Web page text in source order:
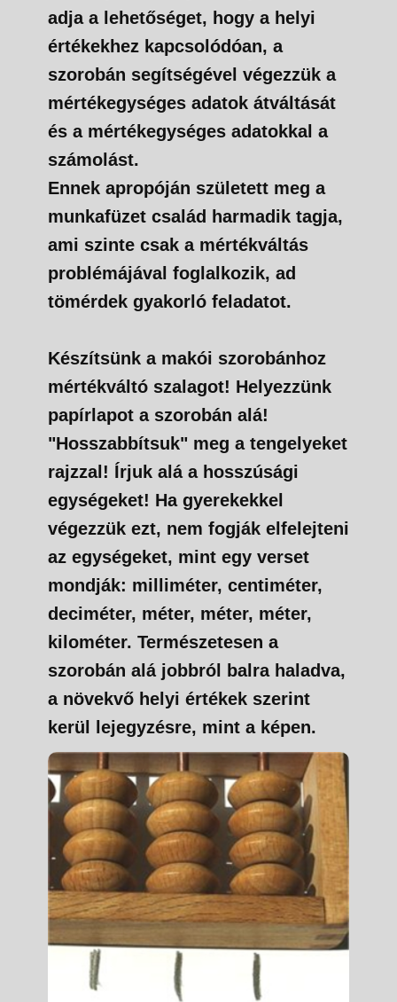
adja a lehetőséget, hogy a helyi
értékekhez kapcsolódóan, a
szorobán segítségével végezzük a
mértékegységes adatok átváltását
és a mértékegységes adatokkal a
számolást.
Ennek apropóján született meg a
munkafüzet család harmadik tagja,
ami szinte csak a mértékváltás
problémájával foglalkozik, ad
tömérdek gyakorló feladatot.
Készítsünk a makói szorobánhoz
mértékváltó szalagot! Helyezzünk
papírlapot a szorobán alá!
"Hosszabbítsuk" meg a tengelyeket
rajzzal! Írjuk alá a hosszúsági
egységeket! Ha gyerekekkel
végezzük ezt, nem fogják elfelejteni
az egységeket, mint egy verset
mondják: milliméter, centiméter,
deciméter, méter, méter, méter,
kilométer. Természetesen a
szorobán alá jobbról balra haladva,
a növekvő helyi értékek szerint
kerül lejegyzésre, mint a képen.